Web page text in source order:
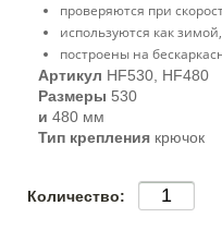
проверяются при
используются как
построены на
Артикул HF530, HF480
Размеры 530
и 480 мм
Тип крепления крючок
Количество: